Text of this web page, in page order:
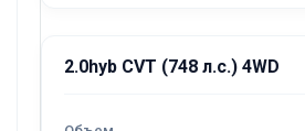
2.0hyb CVT (748 л.с.) 4WD